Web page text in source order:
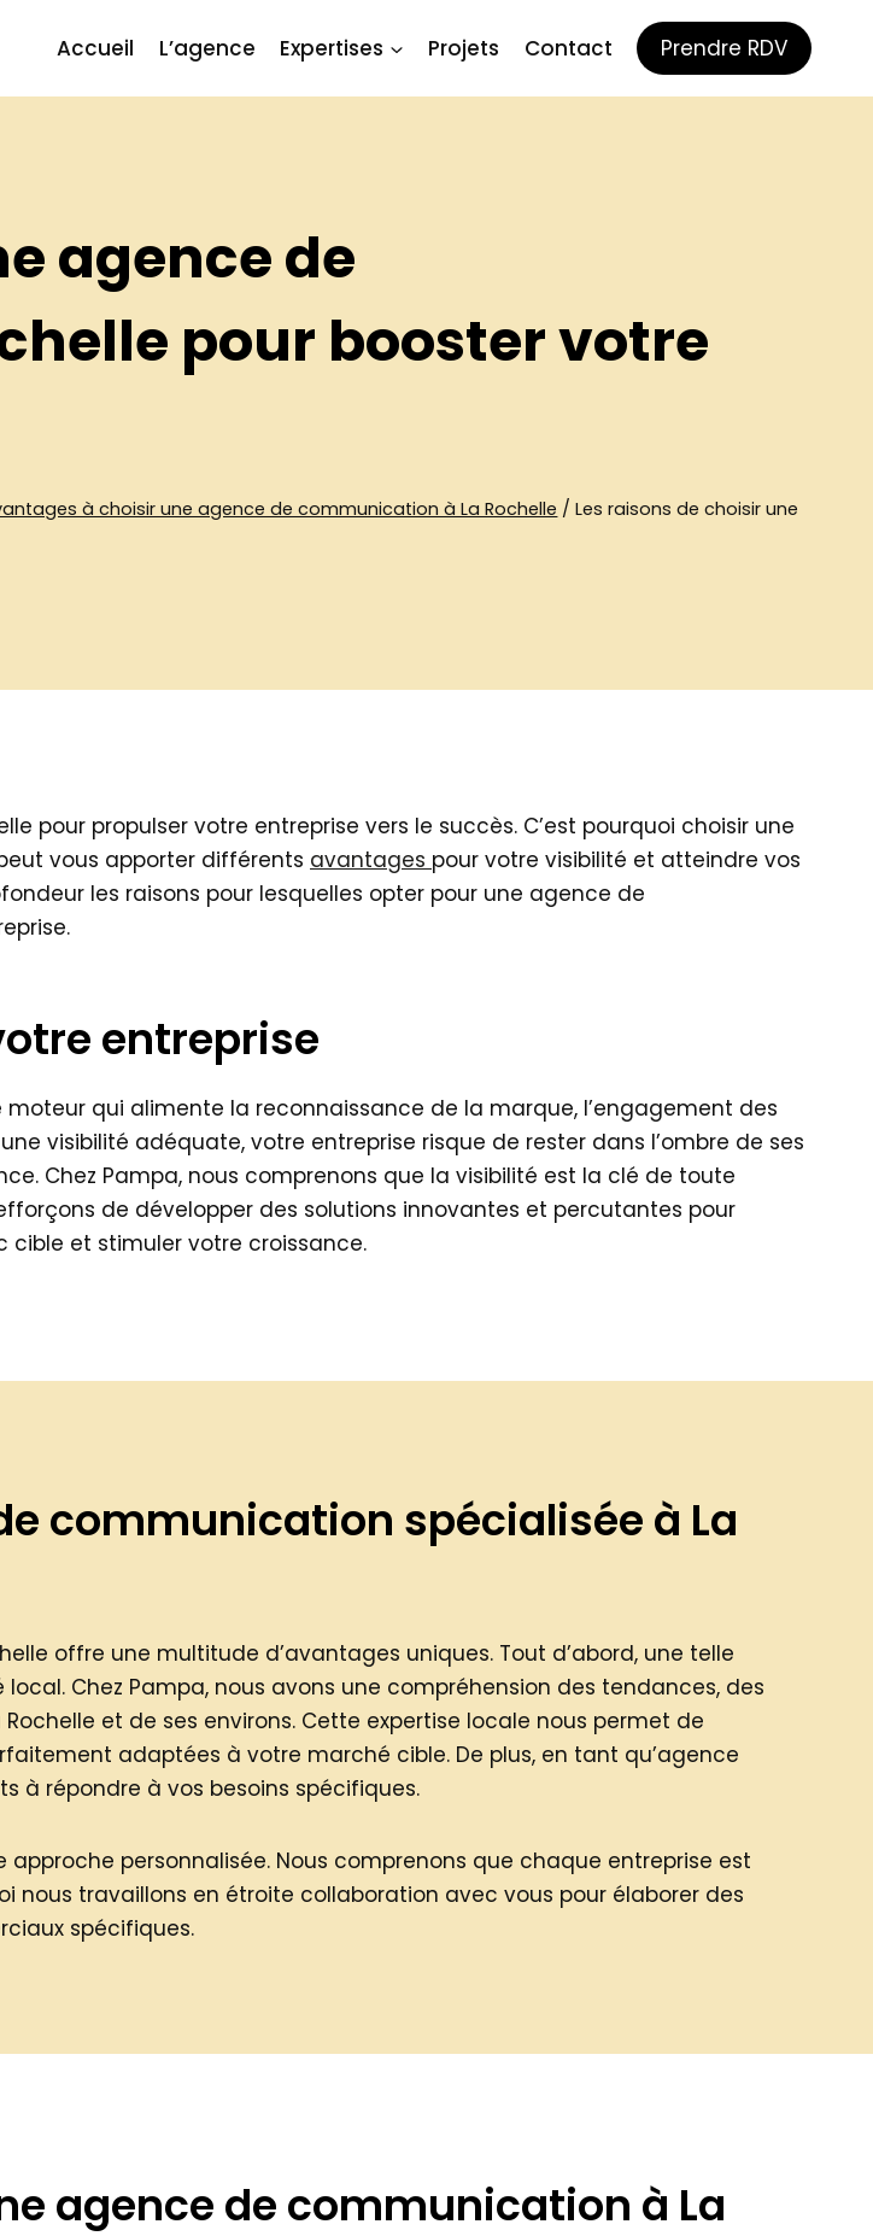
Accueil L’agence Expertises Projets Contact Prendre RDV
agence de
pour booster votre
à choisir une agence de communication à La Rochelle / Les raisons de choisir une
pour propulser votre entreprise vers le succès. C’est pourquoi choisir une
vous apporter différents avantages pour votre visibilité et atteindre vos
les raisons pour lesquelles opter pour une agence de
entreprise
moteur qui alimente la reconnaissance de la marque, l’engagement des
visibilité adéquate, votre entreprise risque de rester dans l’ombre de ses
Chez Pampa, nous comprenons que la visibilité est la clé de toute
de développer des solutions innovantes et percutantes pour
cible et stimuler votre croissance.
communication spécialisée à La
offre une multitude d’avantages uniques. Tout d’abord, une telle
Chez Pampa, nous avons une compréhension des tendances, des
et de ses environs. Cette expertise locale nous permet de
adaptées à votre marché cible. De plus, en tant qu’agence
à répondre à vos besoins spécifiques.
personnalisée. Nous comprenons que chaque entreprise est
nous travaillons en étroite collaboration avec vous pour élaborer des
spécifiques.
agence de communication à La